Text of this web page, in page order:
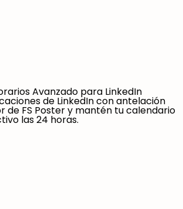
Avanzado para LinkedIn
de LinkedIn con antelación
de FS Poster y mantén tu calendario
las 24 horas.